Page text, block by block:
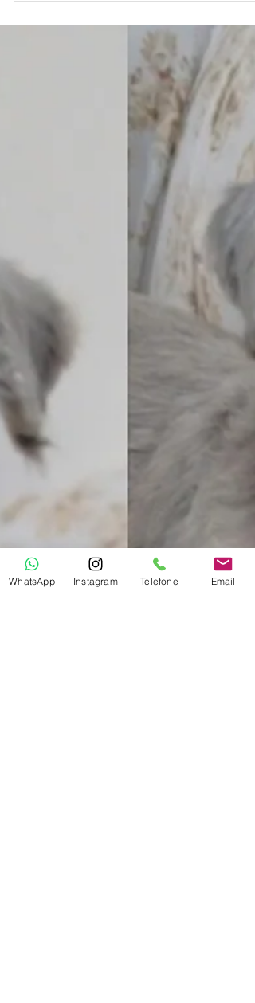
Yami | Shihtzu
Essa é Yami, uma fofucha de 10 aninhos, que já
estava na alimentação natural há um tempo. Sua
WhatsApp Instagram Telefone Email